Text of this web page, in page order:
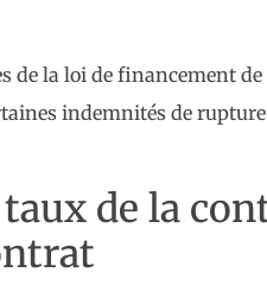
la loi de financement de
indemnités de rupture
de la